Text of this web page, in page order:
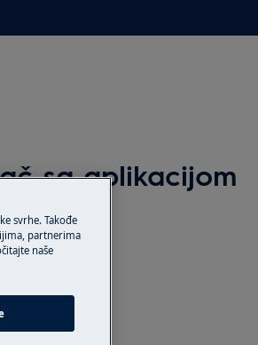
sa aplikacijom
svrhe. Takođe
partnerima
naše